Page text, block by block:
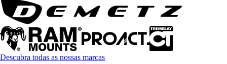
Descubra todas as nossas marcas